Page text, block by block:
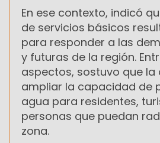
En ese contexto, indicó
de servicios básicos
para responder a las
y futuras de la región.
aspectos, sostuvo que
ampliar la capacidad de
agua para residentes,
personas que puedan
zona.